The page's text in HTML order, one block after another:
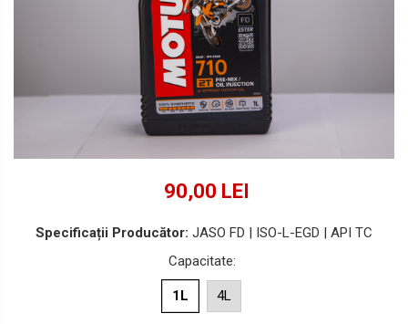
Lichide Suspensie Motociclete
Lichide Întreținere Autoturisme
Lichide Întreținere Camioane
90,00 LEI
Specificații Producător: JASO FD | ISO-L-EGD | API TC
Capacitate:
1L 4L